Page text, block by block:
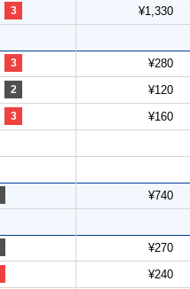
3 ¥1,330
3 ¥280
2 ¥120
3 ¥160
¥740
¥270
¥240